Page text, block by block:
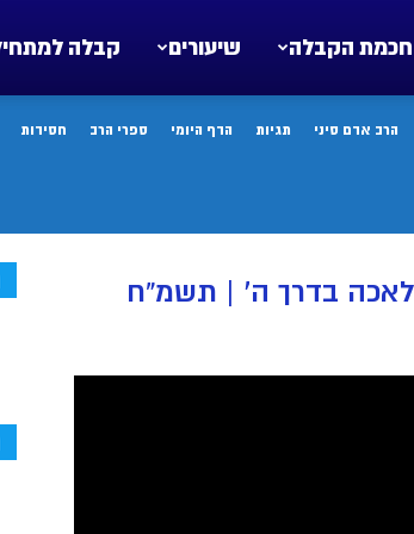
קבלה שיעורים חכמת הקבלה
הרב אדם סיני תגיות הדף היומי ספרי הרב חסידות
בדרך ה’ | תשמ”ח